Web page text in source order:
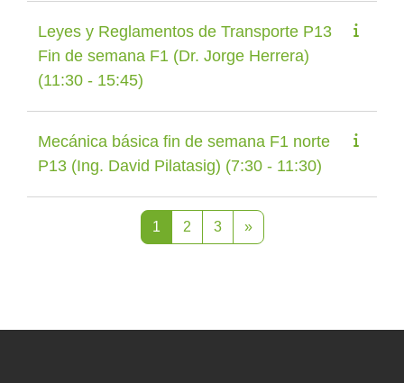
Leyes y Reglamentos de Transporte P13
Fin de semana F1 (Dr. Jorge Herrera)
(11:30 - 15:45)
Mecánica básica fin de semana F1 norte
P13 (Ing. David Pilatasig) (7:30 - 11:30)
1 Página 1
2Página 2
3Página 3
»Página siguiente